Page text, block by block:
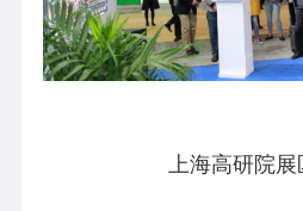
上海高研院